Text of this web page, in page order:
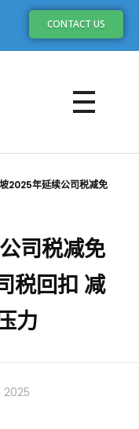
CONTACT US
2025年延续公司税减免
司税减免
税回扣 减
力
2025